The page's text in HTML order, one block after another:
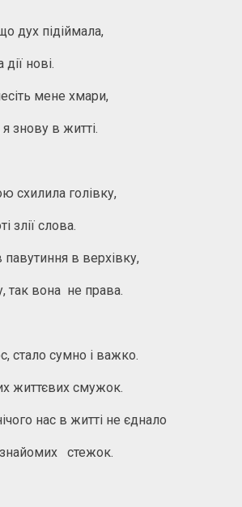
дух підіймала,
нові.
мене хмари,
знову в житті.
схилила голівку,
злії слова.
в верхівку,
так вона не права.
стало сумно і важко.
життєвих смужок.
нас в житті не єднало
знайомих стежок.